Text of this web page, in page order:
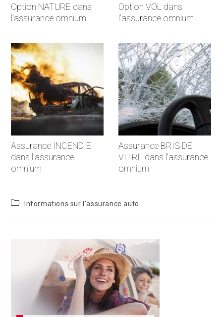
Option NATURE dans
l’assurance omnium
Option VOL dans
l’assurance omnium
Assurance INCENDIE
dans l’assurance
omnium
Assurance BRIS DE
VITRE dans l’assurance
omnium
Informations sur l'assurance auto